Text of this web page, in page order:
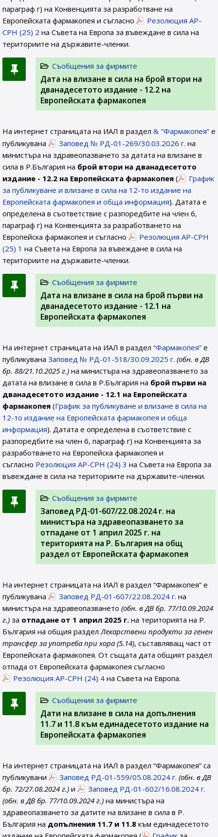
параграф г) на Конвенцията за разработване на
Европейската фармакопея и съгласно
Резолюция AP-
CPH (25) 2 на Съвета на Европа за въвеждане в сила на
териториите на държавите-членки.
Съобщения за фирмите
Дата на влизане в сила на брой втори на
дванадесетото издание - 12.2 на
Европейската фармакопея
На интернет страницата на ИАЛ в раздел “Фармакопея” е
публикувана
Заповед № РД-01-269/30.03.2026 г. на
министъра на здравеопазването за датата на влизане в
сила в Р.България на брой втори на дванадесетото
издание - 12.2 на Европейската фармакопея (
График
за публикуване и влизане в сила на 12-то издание на
Европейската фармакопея и обща информация). Датата е
определена в съответствие с разпоредбите на член 6,
параграф г) на Конвенцията за разработването на
Европейска фармакопея и съгласно
Резолюция AP-CPH
(25) 1 на Съвета на Европа за въвеждане в сила на
териториите на държавите-членки.
Съобщения за фирмите
Дата на влизане в сила на брой първи на
дванадесетото издание - 12.1 на
Европейската фармакопея
На интернет страницата на ИАЛ в раздел “Фармакопея” е
публикувана Заповед № РД-01-518/30.09.2025 г. (обн. в ДВ
бр. 88/21.10.2025 г.) на министъра на здравеопазването за
датата на влизане в сила в Р.България на брой първи на
дванадесетото издание - 12.1 на Европейската
фармакопея (График за публикуване и влизане в сила на
12-то издание на Европейската фармакопея и обща
информация). Датата е определена в съответствие с
разпоредбите на член 6, параграф г) на Конвенцията за
разработването на Европейска фармакопея и
съгласно Резолюция AP-CPH (24) 3 на Съвета на Европа за
въвеждане в сила на териториите на държавите-членки.
Съобщения за фирмите
Заповед РД-01-607/22.08.2024 г. на
министъра на здравеопазването за
отпадане от 1 април 2025 г. на
територията на Р. България на общ
раздел от Европейската фармакопея
На интернет страницата на ИАЛ в раздел “Фармакопея” е
публикувана
Заповед РД-01-607/22.08.2024 г. на
министъра на здравеопазването (обн. в ДВ бр. 77/10.09.2024
г.) за отпадане от 1 април 2025 г. на територията на Р.
България на общия разделЛекарствени продукти за генен
трансфер за употреба при хора (5.14), съставляващ част от
Европейската фармакопея. От същата дата общият раздел
отпада от Европейската фармакопея съгласно
Резолюция AP-CPH (24) 4 на Съвета на Европа.
Съобщения за фирмите
Дати на влизане в сила на допълнения
11.7 и 11.8 към единадесетото издание на
Европейската фармакопея
На интернет страницата на ИАЛ в раздел “Фармакопея” са
публикувани
Заповед РД-01-559/05.08.2024 г. (обн. в ДВ
бр. 72/27.08.2024 г.) и
Заповед РД-01-602/16.08.2024 г.
(обн. в ДВ бр. 77/10.09.2024 г.) на министъра на
здравеопазването за датите на влизане в сила в Р.
България на допълнения 11.7 и 11.8 към единадесетото